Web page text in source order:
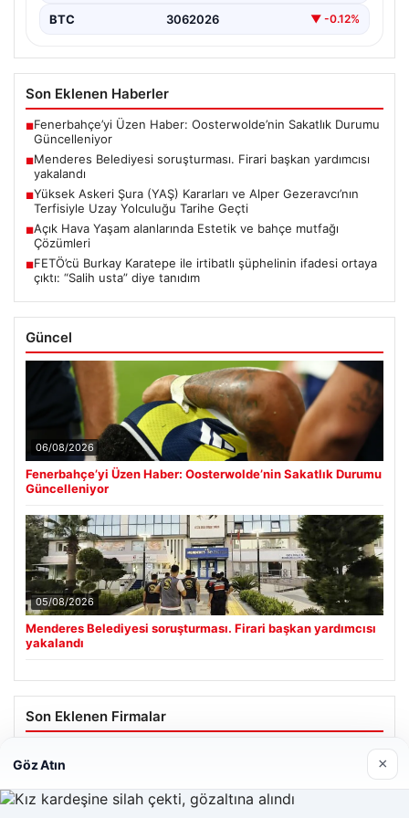
BTC 3062026 ▼ -0.12%
Son Eklenen Haberler
■Fenerbahçe’yi Üzen Haber: Oosterwolde’nin Sakatlık Durumu
Güncelleniyor
■Menderes Belediyesi soruşturması. Firari başkan yardımcısı
yakalandı
■Yüksek Askeri Şura (YAŞ) Kararları ve Alper Gezeravcı’nın
Terfisiyle Uzay Yolculuğu Tarihe Geçti
■Açık Hava Yaşam alanlarında Estetik ve bahçe mutfağı
Çözümleri
■FETÖ’cü Burkay Karatepe ile irtibatlı şüphelinin ifadesi ortaya
çıktı: “Salih usta” diye tanıdım
Güncel
06/08/2026
Fenerbahçe’yi Üzen Haber: Oosterwolde’nin Sakatlık Durumu
Güncelleniyor
05/08/2026
Menderes Belediyesi soruşturması. Firari başkan yardımcısı
yakalandı
Son Eklenen Firmalar
Göz Atın ×